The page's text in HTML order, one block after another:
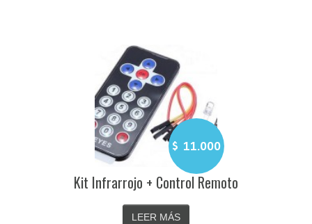
$ 11.000
Kit Infrarrojo + Control Remoto
LEER MÁS